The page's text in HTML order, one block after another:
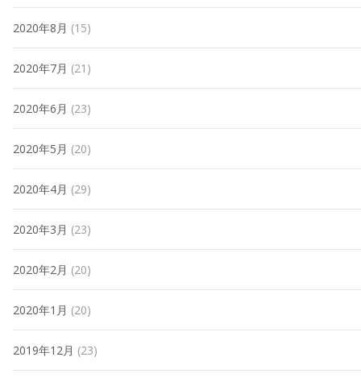
2020年8月 (15)
2020年7月 (21)
2020年6月 (23)
2020年5月 (20)
2020年4月 (29)
2020年3月 (23)
2020年2月 (20)
2020年1月 (20)
2019年12月 (23)